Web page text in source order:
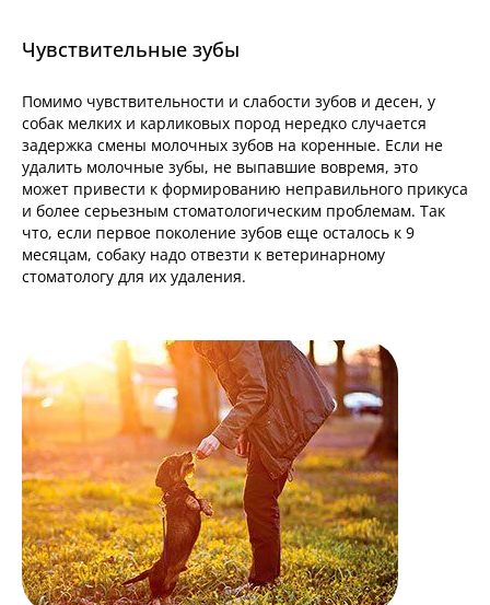
Чувствительные зубы
Помимо чувствительности и слабости зубов и десен, у
собак мелких и карликовых пород нередко случается
задержка смены молочных зубов на коренные. Если не
удалить молочные зубы, не выпавшие вовремя, это
может привести к формированию неправильного прикуса
и более серьезным стоматологическим проблемам. Так
что, если первое поколение зубов еще осталось к 9
месяцам, собаку надо отвезти к ветеринарному
стоматологу для их удаления.